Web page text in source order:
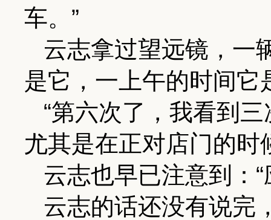
车。”
云志拿过望远镜，一
是它，一上午的时间它
“第六次了，我看到
尤其是在正对店门的时
云志也早已注意到
云志的话还没有说完